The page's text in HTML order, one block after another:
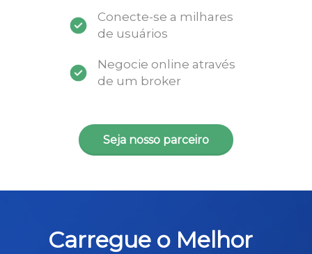
Conecte-se a milhares
de usuários
Negocie online através
de um broker
Seja nosso parceiro
Carregue o Melhor